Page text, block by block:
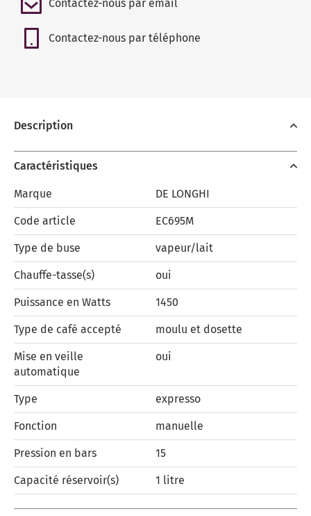
Contactez-nous par email
Contactez-nous par téléphone
Description
Caractéristiques
Marque DE LONGHI
Code article EC695M
Type de buse vapeur/lait
Chauffe-tasse(s) oui
Puissance en Watts 1450
Type de café accepté moulu et dosette
Mise en veille
automatique
oui
Type expresso
Fonction manuelle
Pression en bars 15
Capacité réservoir(s) 1 litre